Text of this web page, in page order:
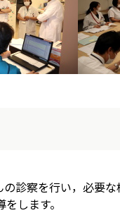
診察を行い，必要
します。